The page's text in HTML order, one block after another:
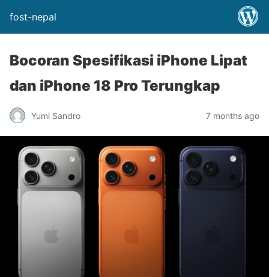
fost-nepal
Bocoran Spesifikasi iPhone Lipat
dan iPhone 18 Pro Terungkap
Yumi Sandro 7 months ago